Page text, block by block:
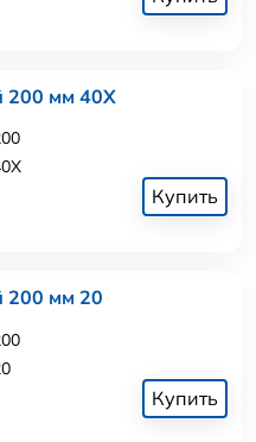
200 мм 40Х
Купить
200 мм 20
Купить